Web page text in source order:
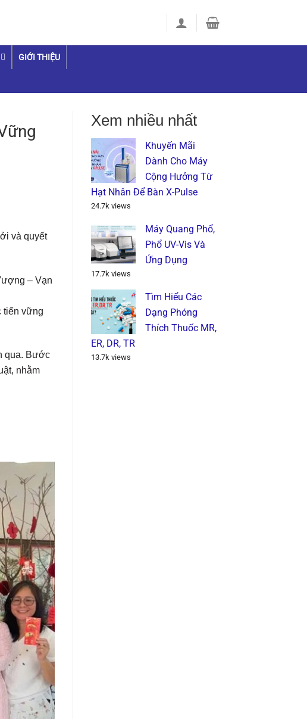
GIỚI THIỆU
và quyết
– Vạn
tiến vững
qua. Bước
nhằm
Xem nhiều nhất
Khuyến Mãi
Dành Cho Máy
Cộng Hưởng Từ
Hạt Nhân Để Bàn X-Pulse
24.7k views
Máy Quang Phổ,
Phổ UV-Vis Và
Ứng Dụng
17.7k views
Tìm Hiểu Các
Dạng Phóng
Thích Thuốc MR,
ER, DR, TR
13.7k views